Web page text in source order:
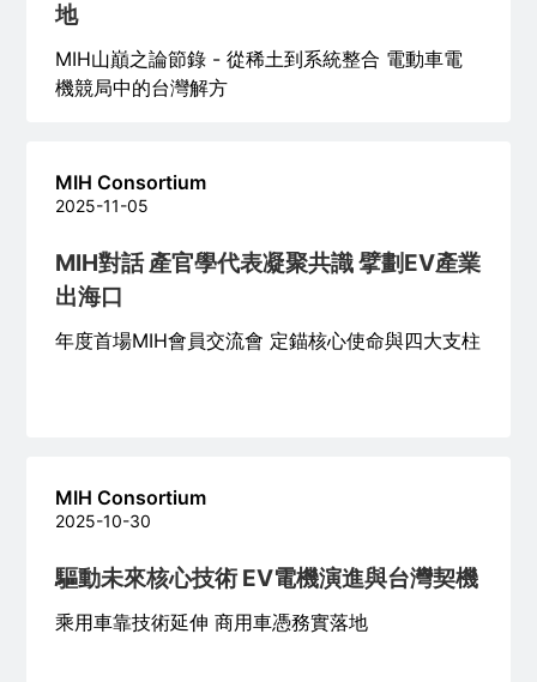
地
MIH山巔之論節錄 - 從稀土到系統整合 電動車電
機競局中的台灣解方
MIH Consortium
2025-11-05
MIH對話 產官學代表凝聚共識 擘劃EV產業
出海口
年度首場MIH會員交流會 定錨核心使命與四大支柱
MIH Consortium
2025-10-30
驅動未來核心技術 EV電機演進與台灣契機
乘用車靠技術延伸 商用車憑務實落地